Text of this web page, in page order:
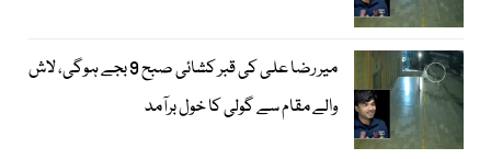
میر رضا علی کی قبر کشائی صبح 9 بجے ہوگی، لاش
والے مقام سے گولی کا خول برآمد